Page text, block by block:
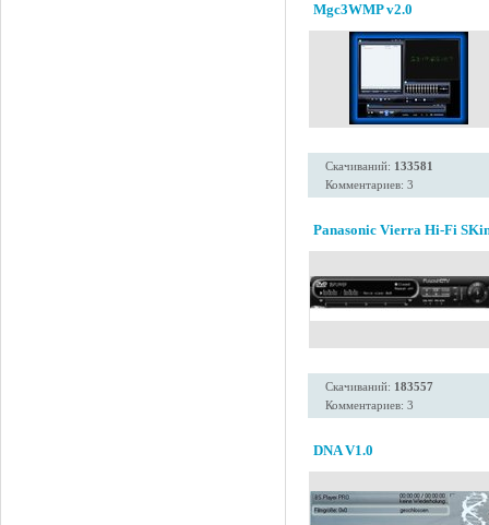
Mgc3WMP v2.0
Скачиваний: 133581
Комментариев: 3
Panasonic Vierra Hi-Fi
Скачиваний: 183557
Комментариев: 3
DNA V1.0